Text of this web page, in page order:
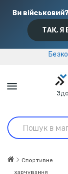
Ви
ТАК, Я
Спортивне
харчування